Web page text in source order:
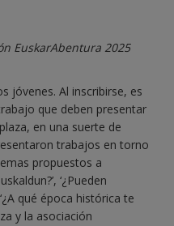
EuskarAbentura 2025
jóvenes. Al inscribirse, es
que deben presentar
en una suerte de
trabajos en torno
propuestos a
‘¿Pueden
qué época histórica te
y la asociación